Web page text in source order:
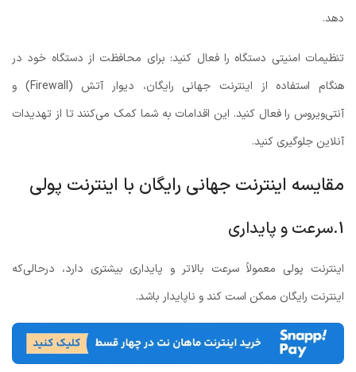
دهد.
تنظیمات امنیتی دستگاه را فعال کنید: برای محافظت از دستگاه خود در
هنگام استفاده از اینترنت جهانی رایگان، دیوار آتش (Firewall) و
آنتی‌ویروس را فعال کنید. این اقدامات به شما کمک می‌کنند تا از تهدیدات
آنلاین جلوگیری کنید.
مقایسه اینترنت جهانی رایگان با اینترنت پولی
1.سرعت و پایداری
اینترنت پولی معمولاً سرعت بالاتر و پایداری بیشتری دارد، درحالی‌که
اینترنت رایگان ممکن است کند و ناپایدار باشد.